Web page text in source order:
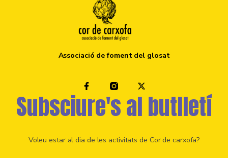
Associació de foment del glosat
Subsciure's al butlletí
Voleu estar al dia de les activitats de Cor de carxofa?